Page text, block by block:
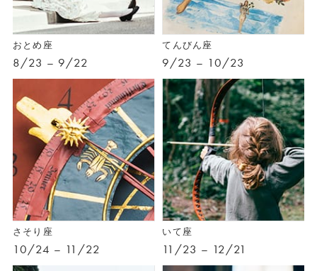
おとめ座
8/23 – 9/22
てんびん座
9/23 – 10/23
さそり座
10/24 – 11/22
いて座
11/23 – 12/21